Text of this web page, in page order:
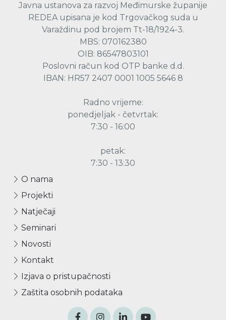
Javna ustanova za razvoj Međimurske županije
REDEA upisana je kod Trgovačkog suda u
Varaždinu pod brojem Tt-18/1924-3.
MBS: 070162380
OIB: 86547803101
Poslovni račun kod OTP banke d.d.
IBAN: HR57 2407 0001 1005 5646 8
Radno vrijeme:
ponedjeljak - četvrtak:
7:30 - 16:00
petak:
7:30 - 13:30
O nama
Projekti
Natječaji
Seminari
Novosti
Kontakt
Izjava o pristupačnosti
Zaštita osobnih podataka